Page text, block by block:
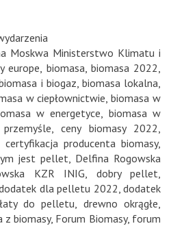
Moskwa Ministerstwo Klimatu i
europe, biomasa, biomasa 2022,
i biogaz, biomasa lokalna,
w ciepłownictwie,biomasa w
w energetyce, biomasa w
,ceny biomasy 2022,
certyfikacja producenta biomasy,
jest pellet, Delfina Rogowska
KZR INIG, dobry pellet,
dla pelletu 2022,dodatek
do pelletu, drewno okrągłe,
z biomasy, Forum Biomasy, forum